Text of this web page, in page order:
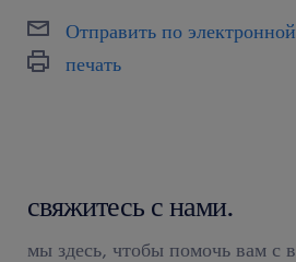
Отправить по
печать
свяжитесь с нами.
мы здесь, чтобы помочь вам с